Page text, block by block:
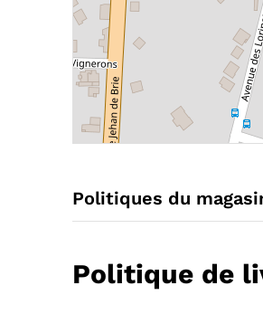
Politiques du
Politique de